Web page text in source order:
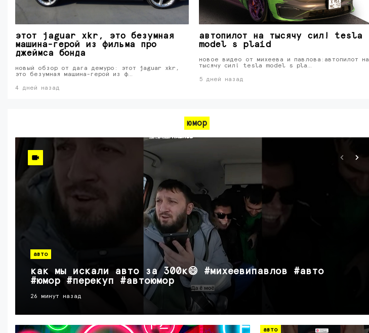
этот jaguar xkr, это безумная
машина-герой из фильма про
джеймса бонда
новый обзор от дага демуро: этот jaguar xkr,
это безумная машина-герой из ф…
4 дней назад
автопилот на тысячу сил! tesla
model s plaid
новое видео от михеева и павлова:автопилот на
тысячу сил! tesla model s pla…
5 дней назад
юмор
авто
как мы искали авто за 300к😄 #михеевипавлов #авто
#юмор #перекуп #автоюмор
26 минут назад
авто